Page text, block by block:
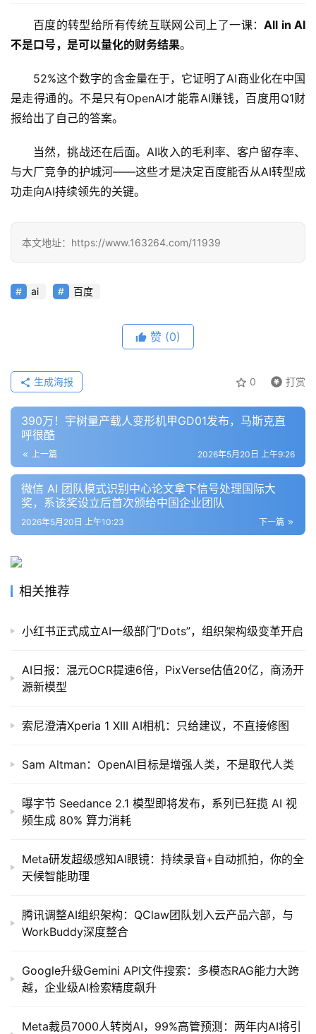
用
业
/
文
程
框
报
告
登录 注册
百度的转型给所有传统互联网公司上了一课：All in AI
不是口号，是可以量化的财务结果。
52%这个数字的含金量在于，它证明了AI商业化在中国
是走得通的。不是只有OpenAI才能靠AI赚钱，百度用Q1财
报给出了自己的答案。
当然，挑战还在后面。AI收入的毛利率、客户留存率、
与大厂竞争的护城河——这些才是决定百度能否从AI转型成
功走向AI持续领先的关键。
本文地址：https://www.163264.com/11939
ai 百度
赞 (0)
0 打赏
生成海报
390万！宇树量产载人变形机甲GD01发布，马斯克直
呼很酷
上一篇 2026年5月20日 上午9:26
微信 AI 团队模式识别中心论文拿下信号处理国际大
奖，系该奖设立后首次颁给中国企业团队
下一篇
2026年5月20日 上午10:23
相关推荐
小红书正式成立AI一级部门”Dots”，组织架构级变革开启
AI日报：混元OCR提速6倍，PixVerse估值20亿，商汤开
源新模型
索尼澄清Xperia 1 XIII AI相机：只给建议，不直接修图
Sam Altman：OpenAI目标是增强人类，不是取代人类
曝字节 Seedance 2.1 模型即将发布，系列已狂揽 AI 视
频生成 80% 算力消耗
Meta研发超级感知AI眼镜：持续录音+自动抓拍，你的全
天候智能助理
腾讯调整AI组织架构：QClaw团队划入云产品六部，与
WorkBuddy深度整合
Google升级Gemini API文件搜索：多模态RAG能力大跨
越，企业级AI检索精度飙升
Meta裁员7000人转岗AI，99%高管预测：两年内AI将引